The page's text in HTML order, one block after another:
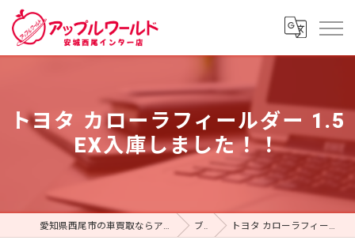
トヨタ カローラフィールダー 1.5
EX入庫しました！！
愛知県西尾市の車買取ならアップルワールド 安城西尾インター店 ブログ トヨタ カローラフィールダー 1.5EX入庫しました！！